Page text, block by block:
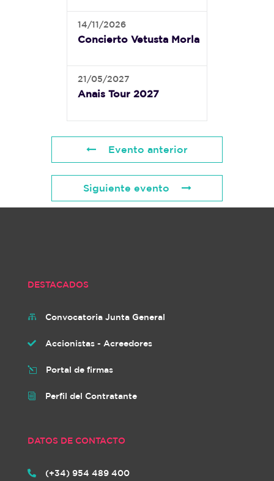
14/11/2026
Concierto Vetusta Morla
21/05/2027
Anais Tour 2027
Evento anterior
Siguiente evento
DESTACADOS
 Convocatoria Junta General
 Accionistas - Acreedores
l Portal de firmas
i Perfil del Contratante
DATOS DE CONTACTO
 (+34) 954 489 400